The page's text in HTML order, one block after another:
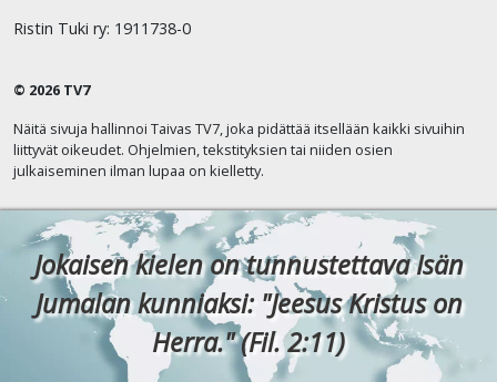
Ristin Tuki ry: 1911738-0
© 2026 TV7
Näitä sivuja hallinnoi Taivas TV7, joka pidättää itsellään kaikki sivuihin
liittyvät oikeudet. Ohjelmien, tekstityksien tai niiden osien
julkaiseminen ilman lupaa on kielletty.
Jokaisen kielen on tunnustettava Isän
Jumalan kunniaksi: "Jeesus Kristus on
Herra." (Fil. 2:11)